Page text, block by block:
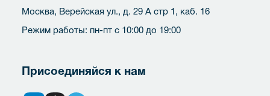
Москва, Верейская ул., д. 29 А стр 1, каб. 16
Режим работы: пн-пт с 10:00 до 19:00
Присоединяйся к нам